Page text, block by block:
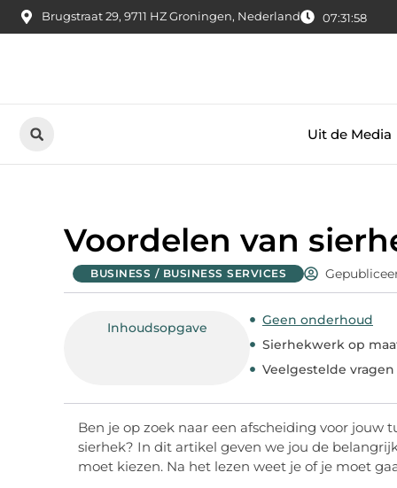
Brugstraat 29, 9711 HZ Groningen, Nederland 07:31:59
Uit de Media
Voordelen van
BUSINESS / BUSINESS SERVICES
Inhoudsopgave
Geen onderhoud
Sierhekwerk op
Veelgestelde vragen
Ben je op zoek naar een afscheiding voor
sierhek? In dit artikel geven we jou de
moet kiezen. Na het lezen weet je of je moet